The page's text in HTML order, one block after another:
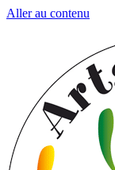
Aller au contenu